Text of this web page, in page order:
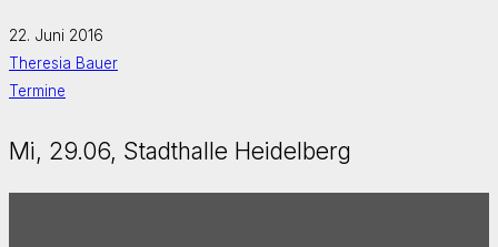
22. Juni 2016
Theresia Bauer
Termine
Mi, 29.06, Stadthalle Heidelberg